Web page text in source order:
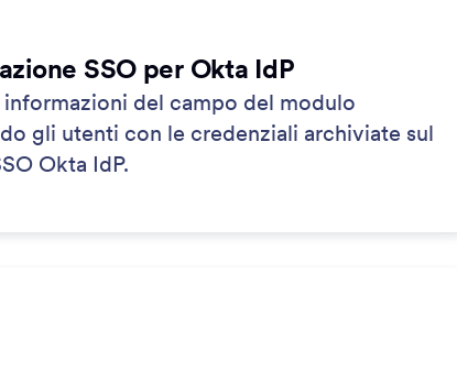
SSO per Okta IdP
del campo del modulo
gli utenti con le credenziali archiviate sul
Okta IdP.